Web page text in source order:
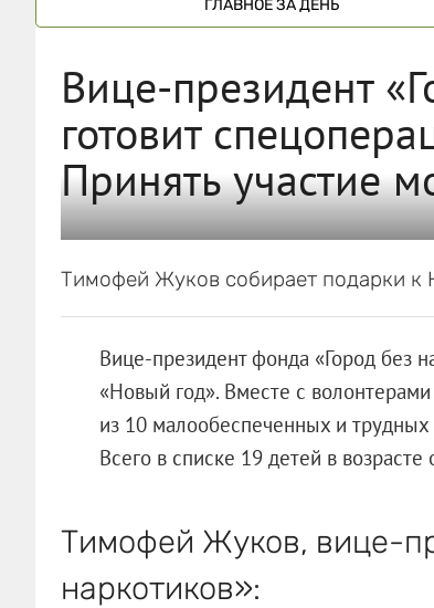
ГЛАВНОЕ ЗА ДЕНЬ
Вице-президент
готовит
Принять участие
Тимофей Жуков собирает подарки к
Вице-президент фонда «Город без
«Новый год». Вместе с
из 10 малообеспеченных и
Всего в списке 19 детей в возрасте
Тимофей Жуков, вице-
наркотиков»: